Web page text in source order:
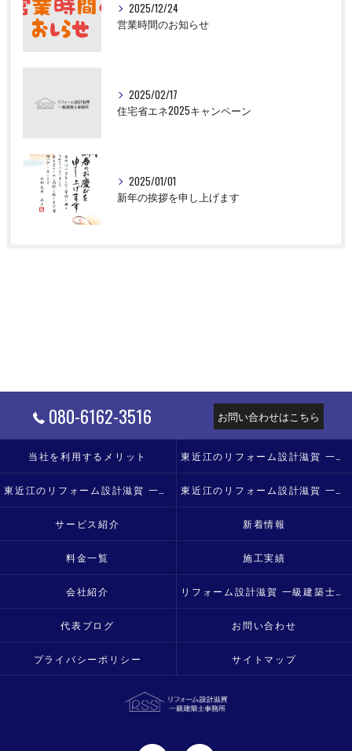
2025/12/24
営業時間のお知らせ
2025/02/17
住宅省エネ2025キャンペーン
2025/01/01
新年の挨拶を申し上げます
080-6162-3516 お問い合わせはこちら
当社を利用するメリット
サービス紹介 新着情報
料金一覧 施工実績
会社紹介
代表ブログ お問い合わせ
プライバシーポリシー サイトマップ